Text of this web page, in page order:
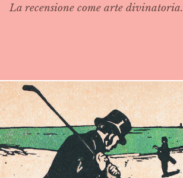
La recensione come arte divinatoria.